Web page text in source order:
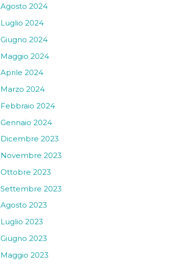
Agosto 2024
Luglio 2024
Giugno 2024
Maggio 2024
Aprile 2024
Marzo 2024
Febbraio 2024
Gennaio 2024
Dicembre 2023
Novembre 2023
Ottobre 2023
Settembre 2023
Agosto 2023
Luglio 2023
Giugno 2023
Maggio 2023